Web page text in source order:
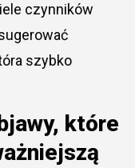
czynników
szybko
które